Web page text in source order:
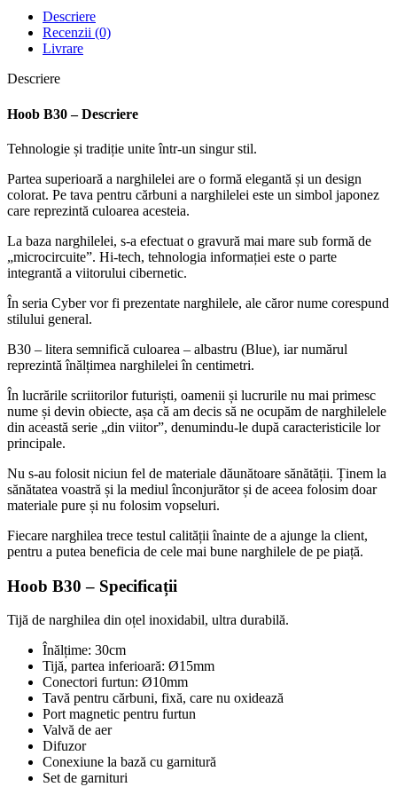
Descriere
Recenzii (0)
Livrare
Descriere
Hoob B30 – Descriere
Tehnologie și tradiție unite într-un singur stil.
Partea superioară a narghilelei are o formă elegantă și un design
colorat. Pe tava pentru cărbuni a narghilelei este un simbol japonez
care reprezintă culoarea acesteia.
La baza narghilelei, s-a efectuat o gravură mai mare sub formă de
„microcircuite”. Hi-tech, tehnologia informației este o parte
integrantă a viitorului cibernetic.
În seria Cyber ​​vor fi prezentate narghilele, ale căror nume corespund
stilului general.
B30 – litera semnifică culoarea – albastru (Blue), iar numărul
reprezintă înălțimea narghilelei în centimetri.
În lucrările scriitorilor futuriști, oamenii și lucrurile nu mai primesc
nume și devin obiecte, așa că am decis să ne ocupăm de narghilelele
din această serie „din viitor”, denumindu-le după caracteristicile lor
principale.
Nu s-au folosit niciun fel de materiale dăunătoare sănătății. Ținem la
sănătatea voastră și la mediul înconjurător și de aceea folosim doar
materiale pure și nu folosim vopseluri.
Fiecare narghilea trece testul calității înainte de a ajunge la client,
pentru a putea beneficia de cele mai bune narghilele de pe piață.
Hoob B30 – Specificații
Tijă de narghilea din oțel inoxidabil, ultra durabilă.
Înălțime: 30cm
Tijă, partea inferioară: Ø15mm
Conectori furtun: Ø10mm
Tavă ​​pentru cărbuni, fixă, care nu oxidează
Port magnetic pentru furtun
Valvă de aer
Difuzor
Conexiune la bază cu garnitură
Set de garnituri